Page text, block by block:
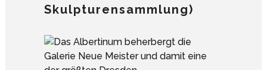
Skulpturensammlung)